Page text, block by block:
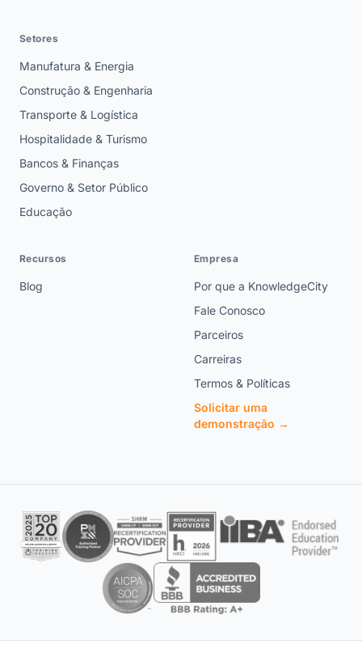
Setores
Manufatura & Energia
Construção & Engenharia
Transporte & Logística
Hospitalidade & Turismo
Bancos & Finanças
Governo & Setor Público
Educação
Recursos
Blog
Empresa
Por que a KnowledgeCity
Fale Conosco
Parceiros
Carreiras
Termos & Políticas
Solicitar uma
demonstração →